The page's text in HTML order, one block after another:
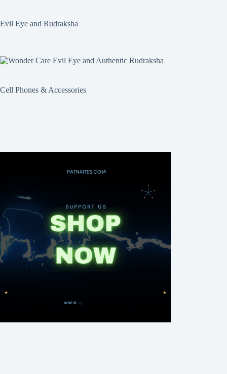
Evil Eye and Rudraksha
Cell Phones & Accessories